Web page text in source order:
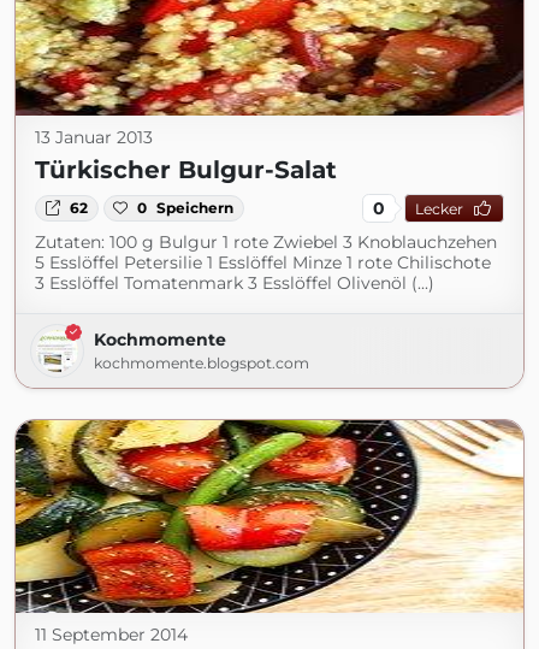
13 Januar 2013
Türkischer Bulgur-Salat
62 0 Speichern 0 Lecker
Zutaten: 100 g Bulgur 1 rote Zwiebel 3 Knoblauchzehen
5 Esslöffel Petersilie 1 Esslöffel Minze 1 rote Chilischote
3 Esslöffel Tomatenmark 3 Esslöffel Olivenöl (...)
Kochmomente
kochmomente.blogspot.com
11 September 2014